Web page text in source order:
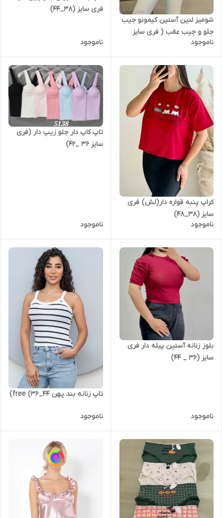
شومیز لنین آستین کیمونو جیب
جلو و جیب عقب ( فری سایز
38_44)
ناموجود
فری سایز (38_44)
ناموجود
کراپ پنبه قواره دار(لش) فری
سایز (38_48)
ناموجود
تاپ کاپ دار جلو زیپ دار (فری
سایز ۳۶ _۴۲)
ناموجود
بلوز زنانه آستین پیله دار فری
سایز (36 _ 44)
ناموجود
تاپ زنانه بند پهن free (36_44)
ناموجود